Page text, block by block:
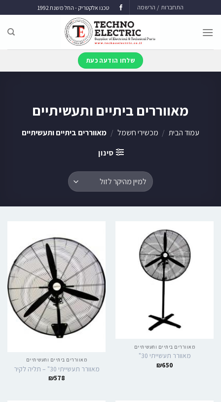
התחברות / הרשמה טכנו אלקטריק - החל משנת 1992
שלחו הודעה כעת
מאווררים ביתיים ותעשיתיים
עמוד הבית / מכשירי חשמל / מאווררים ביתיים ותעשיתיים
סינון
מאווררים ביתיים ותעשיתיים
מאוורר תעשייתי 30"
₪650
מאווררים ביתיים ותעשיתיים
מאוורר תעשייתי 30" – תליה לקיר
₪578